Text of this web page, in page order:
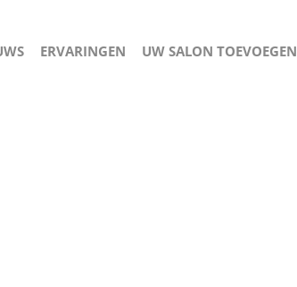
ERVARINGEN UW SALON TOEVOEGEN